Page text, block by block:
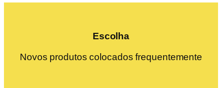
Escolha
Novos produtos colocados frequentemente